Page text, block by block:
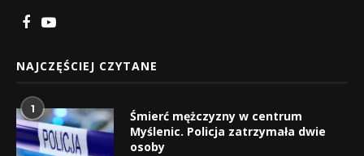
NAJCZĘŚCIEJ CZYTANE
1
Śmierć mężczyzny w centrum
Myślenic. Policja zatrzymała dwie
osoby